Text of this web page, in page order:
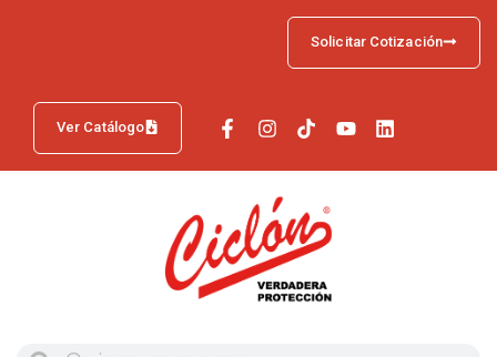
Ver Catálogo
Solicitar Cotización